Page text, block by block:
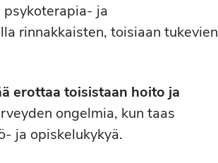
ja
rinnakkaisten, toisiaan tukevien
erottaa toisistaan hoito ja
ongelmia, kun taas
ja opiskelukykyä.